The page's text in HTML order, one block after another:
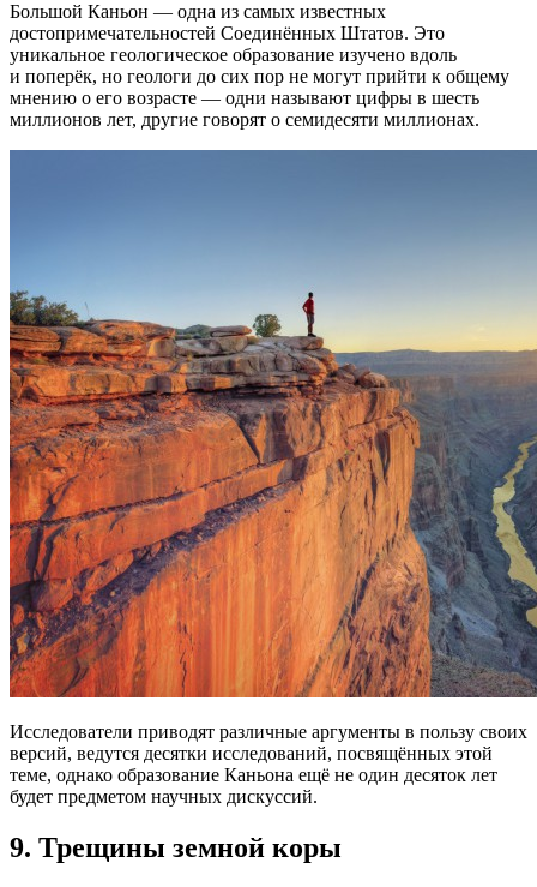
Большой Каньон — одна из самых известных
достопримечательностей Соединённых Штатов. Это
уникальное геологическое образование изучено вдоль
и поперёк, но геологи до сих пор не могут прийти к общему
мнению о его возрасте — одни называют цифры в шесть
миллионов лет, другие говорят о семидесяти миллионах.
Исследователи приводят различные аргументы в пользу своих
версий, ведутся десятки исследований, посвящённых этой
теме, однако образование Каньона ещё не один десяток лет
будет предметом научных дискуссий.
9. Трещины земной коры